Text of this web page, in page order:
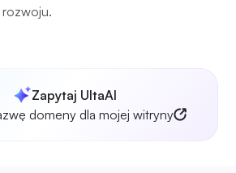
rozwoju.
Zapytaj UltaAI
domeny dla mojej witryny